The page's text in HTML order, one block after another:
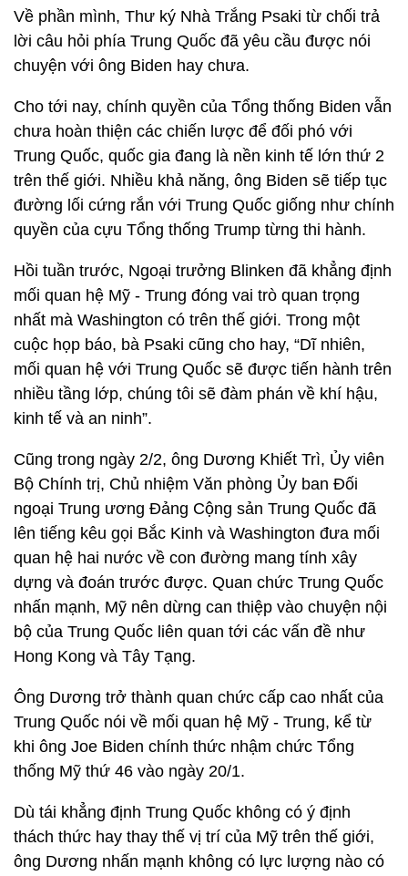
Về phần mình, Thư ký Nhà Trắng Psaki từ chối trả
lời câu hỏi phía Trung Quốc đã yêu cầu được nói
chuyện với ông Biden hay chưa.
Cho tới nay, chính quyền của Tổng thống Biden vẫn
chưa hoàn thiện các chiến lược để đối phó với
Trung Quốc, quốc gia đang là nền kinh tế lớn thứ 2
trên thế giới. Nhiều khả năng, ông Biden sẽ tiếp tục
đường lối cứng rắn với Trung Quốc giống như chính
quyền của cựu Tổng thống Trump từng thi hành.
Hồi tuần trước, Ngoại trưởng Blinken đã khẳng định
mối quan hệ Mỹ - Trung đóng vai trò quan trọng
nhất mà Washington có trên thế giới. Trong một
cuộc họp báo, bà Psaki cũng cho hay, “Dĩ nhiên,
mối quan hệ với Trung Quốc sẽ được tiến hành trên
nhiều tầng lớp, chúng tôi sẽ đàm phán về khí hậu,
kinh tế và an ninh”.
Cũng trong ngày 2/2, ông Dương Khiết Trì, Ủy viên
Bộ Chính trị, Chủ nhiệm Văn phòng Ủy ban Đối
ngoại Trung ương Đảng Cộng sản Trung Quốc đã
lên tiếng kêu gọi Bắc Kinh và Washington đưa mối
quan hệ hai nước về con đường mang tính xây
dựng và đoán trước được. Quan chức Trung Quốc
nhấn mạnh, Mỹ nên dừng can thiệp vào chuyện nội
bộ của Trung Quốc liên quan tới các vấn đề như
Hong Kong và Tây Tạng.
Ông Dương trở thành quan chức cấp cao nhất của
Trung Quốc nói về mối quan hệ Mỹ - Trung, kể từ
khi ông Joe Biden chính thức nhậm chức Tổng
thống Mỹ thứ 46 vào ngày 20/1.
Dù tái khẳng định Trung Quốc không có ý định
thách thức hay thay thế vị trí của Mỹ trên thế giới,
ông Dương nhấn mạnh không có lực lượng nào có